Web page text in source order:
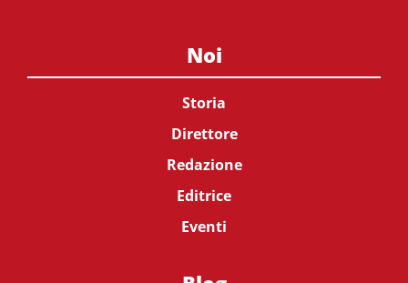
Noi
Storia
Direttore
Redazione
Editrice
Eventi